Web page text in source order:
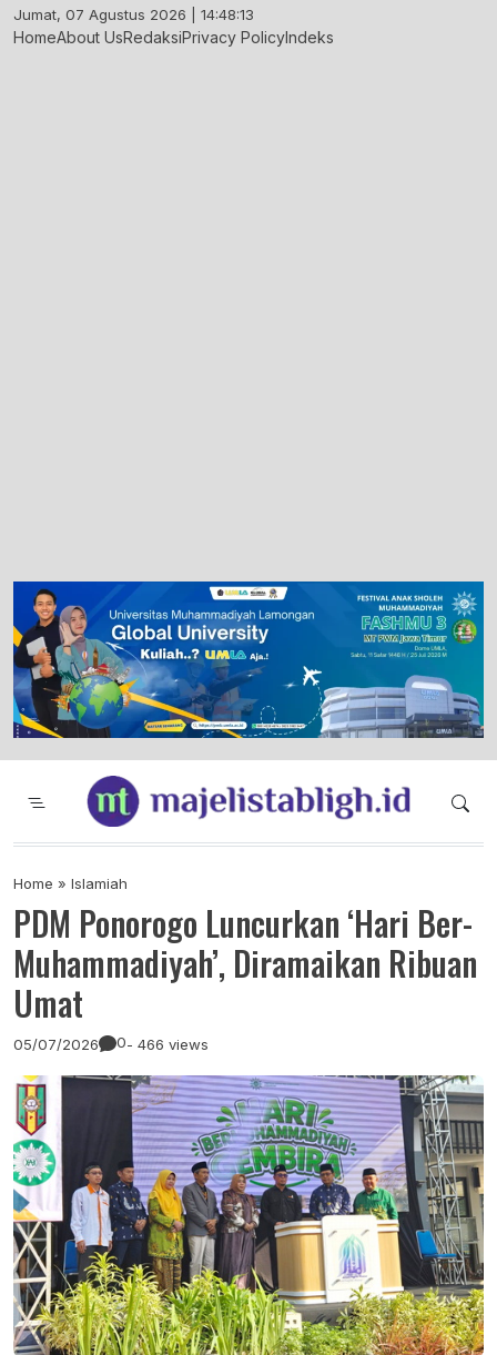
Skip
to
Jumat, 07 Agustus 2026 | 14:48:14
HomeAbout UsRedaksiPrivacy PolicyIndeks
Majelis Tabligh Muhammadiyah
Syiar Dakwah Islam Berkemajuan dan
Home » Islamiah
PDM Ponorogo Luncurkan ‘Hari Ber-
Muhammadiyah’, Diramaikan Ribuan
Umat
05/07/2026 0- 466 views